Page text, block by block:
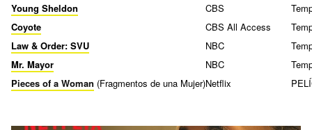
Young Sheldon
CBS
Coyote
CBS All Access
Law & Order: SVU
NBC
Mr. Mayor
NBC
Pieces of a Woman (Fragmentos de una Mujer)Netflix